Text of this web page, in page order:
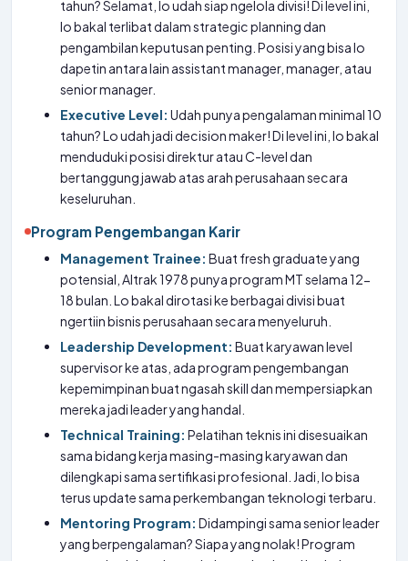
tahun? Selamat, lo udah siap ngelola divisi! Di level ini,
lo bakal terlibat dalam strategic planning dan
pengambilan keputusan penting. Posisi yang bisa lo
dapetin antara lain assistant manager, manager, atau
senior manager.
Executive Level: Udah punya pengalaman minimal 10
tahun? Lo udah jadi decision maker! Di level ini, lo bakal
menduduki posisi direktur atau C-level dan
bertanggung jawab atas arah perusahaan secara
keseluruhan.
Program Pengembangan Karir
Management Trainee: Buat fresh graduate yang
potensial, Altrak 1978 punya program MT selama 12-
18 bulan. Lo bakal dirotasi ke berbagai divisi buat
ngertiin bisnis perusahaan secara menyeluruh.
Leadership Development: Buat karyawan level
supervisor ke atas, ada program pengembangan
kepemimpinan buat ngasah skill dan mempersiapkan
mereka jadi leader yang handal.
Technical Training: Pelatihan teknis ini disesuaikan
sama bidang kerja masing-masing karyawan dan
dilengkapi sama sertifikasi profesional. Jadi, lo bisa
terus update sama perkembangan teknologi terbaru.
Mentoring Program: Didampingi sama senior leader
yang berpengalaman? Siapa yang nolak! Program